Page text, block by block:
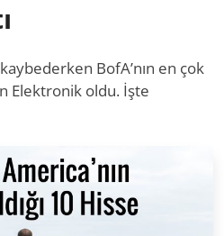
BofA’nın en çok
Elektronik oldu. İşte